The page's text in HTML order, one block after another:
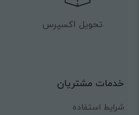
تحویل اکسپرس
خدمات مشتریان
شرایط استفاده